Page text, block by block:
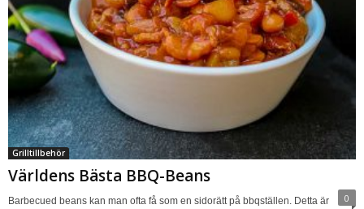
Grilltillbehör
Världens Bästa BBQ-Beans
0
Barbecued beans kan man ofta få som en sidorätt på bbqställen. Detta är